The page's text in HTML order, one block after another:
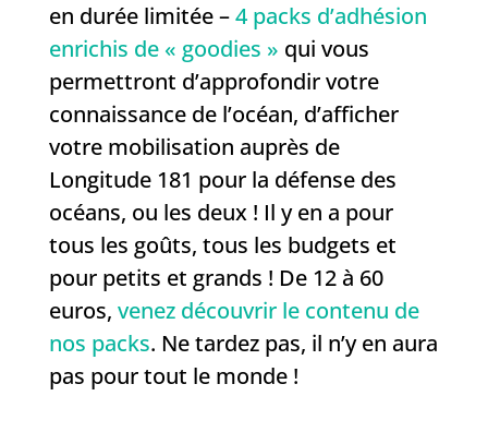
en durée limitée –4 packs d’adhésion
enrichis de « goodies » qui vous
permettront d’approfondir votre
connaissance de l’océan, d’afficher
votre mobilisation auprès de
Longitude 181 pour la défense des
océans, ou les deux ! Il y en a pour
tous les goûts, tous les budgets et
pour petits et grands ! De 12 à 60
euros, venez découvrir le contenu de
nos packs. Ne tardez pas, il n’y en aura
pas pour tout le monde !